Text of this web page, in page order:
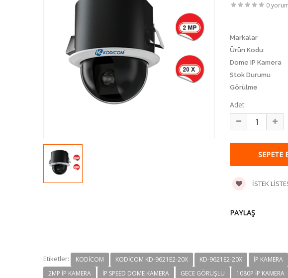
0
Markalar
Ürün Kodu:
Dome IP Kamera
Stok Durumu
Görülme
Adet
İSTEK
PAYLAŞ
Etiketler: KODICOM KODICOM KD-9621E2-20X KD-9621E2-20X IP KAMERA
2MP IP KAMERA
IP SPEED DOME KAMERA GECE GÖRÜŞLÜ 1080P IP KAMERA